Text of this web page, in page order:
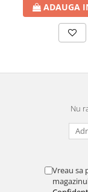
ADAUGA
Nu
Vreau sa